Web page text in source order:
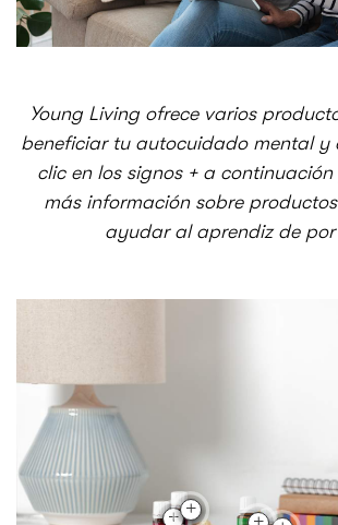
Young Living ofrece varios
beneficiar tu autocuidado mental y
clic en los signos + a
más información sobre
ayudar al aprendiz de